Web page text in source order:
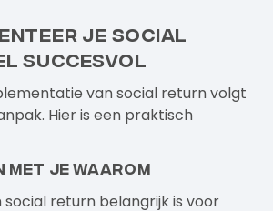
je social
succesvol
van social return volgt
Hier is een praktisch
met je waarom
return belangrijk is voor